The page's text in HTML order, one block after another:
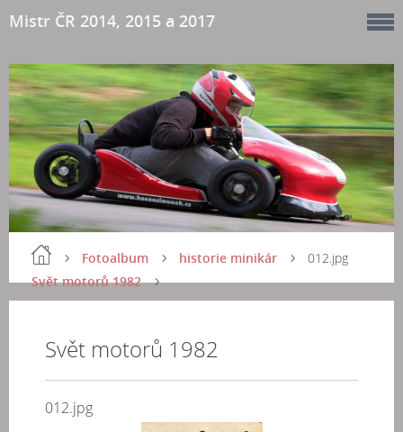
Mistr ČR 2014, 2015 a 2017
Fotoalbum
historie minikár
Svět motorů 1982
012.jpg
Svět motorů 1982
012.jpg